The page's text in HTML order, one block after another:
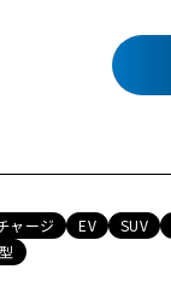
ャージ EV SUV